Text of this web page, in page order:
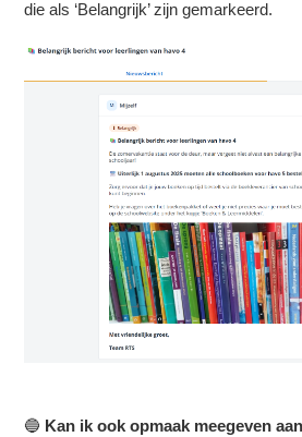
die als ‘Belangrijk’ zijn gemarkeerd.
🔵 Kan ik ook opmaak meegeven